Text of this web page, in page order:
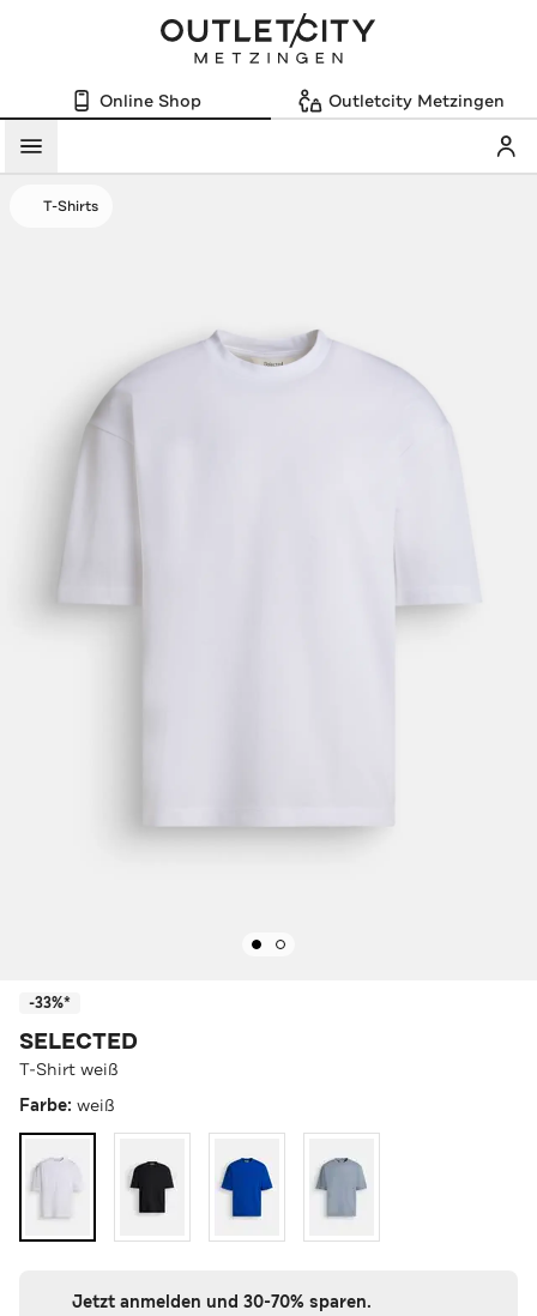
Online Shop Outletcity Metzingen
Menü
T-Shirts
-33%*
SELECTED
T-Shirt weiß
Farbe: weiß
Jetzt anmelden und 30-70% sparen.